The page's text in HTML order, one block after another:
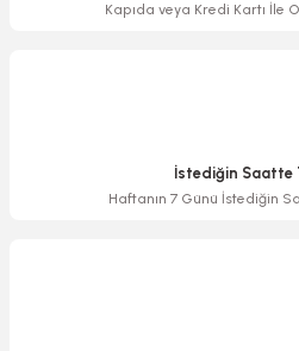
Kapıda veya Kredi Kartı İle
İstediğin Saatte
Haftanın 7 Günü İstediğin